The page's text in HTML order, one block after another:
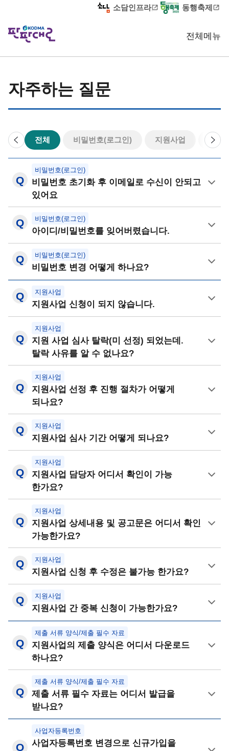
소담인프라 동행축제
전체메뉴
홈
이용안내
자주하는 질문
전체 비밀번호(로그인) 지원사업 제출
다
음
이
전
비밀번호(로그인)
비밀번호 초기화 후 이메일로 수신이 안되고
있어요
비밀번호(로그인)
아이디/비밀번호를 잊어버렸습니다.
비밀번호(로그인)
비밀번호 변경 어떻게 하나요?
지원사업
지원사업 신청이 되지 않습니다.
지원사업
지원 사업 심사 탈락(미 선정) 되었는데.
탈락 사유를 알 수 없나요?
지원사업
지원사업 선정 후 진행 절차가 어떻게
되나요?
지원사업
지원사업 심사 기간 어떻게 되나요?
지원사업
지원사업 담당자 어디서 확인이 가능
한가요?
지원사업
지원사업 상세내용 및 공고문은 어디서 확인
가능한가요?
지원사업
지원사업 신청 후 수정은 불가능 한가요?
지원사업
지원사업 간 중복 신청이 가능한가요?
제출 서류 양식/제출 필수 자료
지원사업의 제출 양식은 어디서 다운로드
하나요?
제출 서류 양식/제출 필수 자료
제출 서류 필수 자료는 어디서 발급을
받나요?
사업자등록번호
사업자등록번호 변경으로 신규가입을